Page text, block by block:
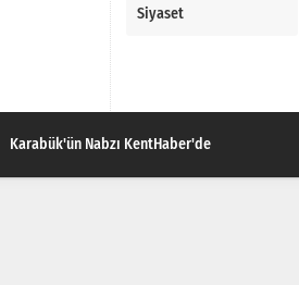
Siyaset
Karabük'ün Nabzı KentHaber'de